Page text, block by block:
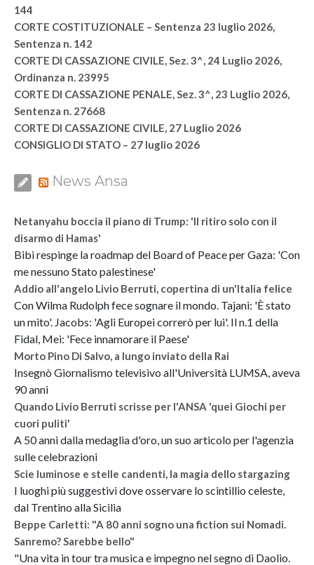
144
CORTE COSTITUZIONALE – Sentenza 23 luglio 2026,
Sentenza n. 142
CORTE DI CASSAZIONE CIVILE, Sez. 3^, 24 Luglio 2026,
Ordinanza n. 23995
CORTE DI CASSAZIONE PENALE, Sez. 3^, 23 Luglio 2026,
Sentenza n. 27668
CORTE DI CASSAZIONE CIVILE, 27 Luglio 2026
CONSIGLIO DI STATO – 27 luglio 2026
News Ansa
Netanyahu boccia il piano di Trump: 'Il ritiro solo con il
disarmo di Hamas'
Bibi respinge la roadmap del Board of Peace per Gaza: 'Con
me nessuno Stato palestinese'
Addio all'angelo Livio Berruti, copertina di un'Italia felice
Con Wilma Rudolph fece sognare il mondo. Tajani: 'È stato
un mito'. Jacobs: 'Agli Europei correrò per lui'. Il n.1 della
Fidal, Mei: 'Fece innamorare il Paese'
Morto Pino Di Salvo, a lungo inviato della Rai
Insegnò Giornalismo televisivo all'Università LUMSA, aveva
90 anni
Quando Livio Berruti scrisse per l'ANSA 'quei Giochi per
cuori puliti'
A 50 anni dalla medaglia d'oro, un suo articolo per l'agenzia
sulle celebrazioni
Scie luminose e stelle candenti, la magia dello stargazing
I luoghi più suggestivi dove osservare lo scintillio celeste,
dal Trentino alla Sicilia
Beppe Carletti: "A 80 anni sogno una fiction sui Nomadi.
Sanremo? Sarebbe bello"
"Una vita in tour tra musica e impegno nel segno di Daolio.